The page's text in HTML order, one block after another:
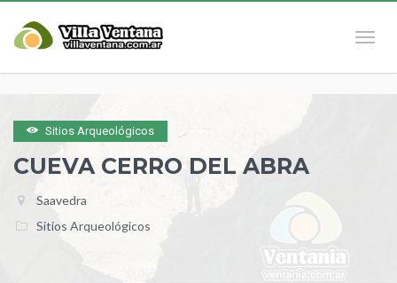
Sitios Arqueológicos
CUEVA CERRO DEL ABRA
Saavedra
Sitios Arqueológicos